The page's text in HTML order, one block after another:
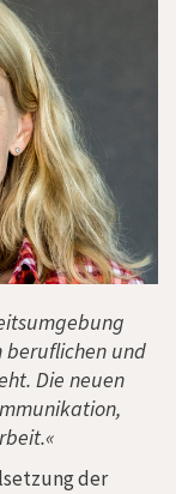
beruflichen und
Die neuen
der